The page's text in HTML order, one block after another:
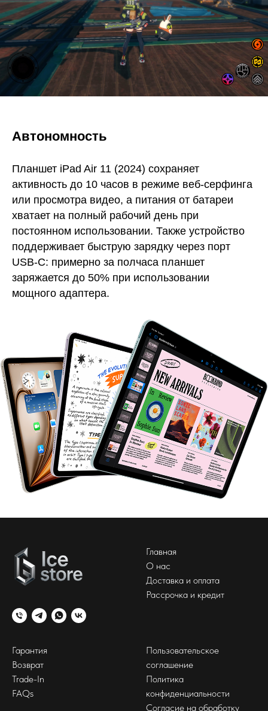
Автономность
Планшет iPad Air 11 (2024) сохраняет
активность до 10 часов в режиме веб-серфинга
или просмотра видео, а питания от батареи
хватает на полный рабочий день при
постоянном использовании. Также устройство
поддерживает быструю зарядку через порт
USB-C: примерно за полчаса планшет
заряжается до 50% при использовании
мощного адаптера.
Главная
О нас
Доставка и оплата
Рассрочка и кредит
Гарантия
Возврат
Trade-In
FAQs
Пользовательское
соглашение
Политика
конфиденциальности
Согласие на обработку